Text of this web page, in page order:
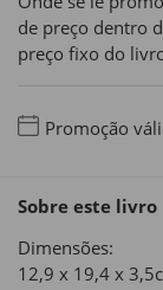
de preço dentro
preço fixo do
Promoção
Sobre este livro
Dimensões:
12,9 x 19,4 x